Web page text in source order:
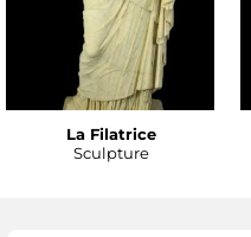
La Filatrice
Sculpture